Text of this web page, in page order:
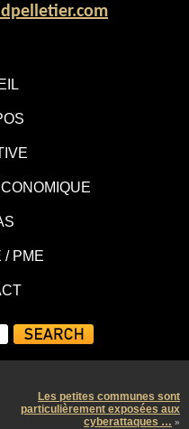
/ PME
Les petites communes sont
particulièrement exposées aux
cyberattaques … »